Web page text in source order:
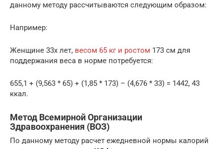
данному методу рассчитываются следующим образом:
Например:
Женщине 33х лет, весом 65 кг и ростом 173 см для
поддержания веса в норме потребуется:
655,1 + (9,563 * 65) + (1,85 * 173) – (4,676 * 33) = 1442, 43
ккал.
Метод Всемирной Организации
Здравоохранения (ВОЗ)
По данному методу расчет ежедневной нормы калорий